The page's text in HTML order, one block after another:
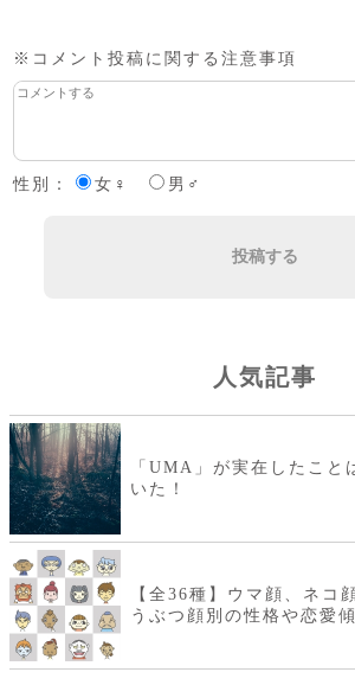
※コメント投稿に関する注意事項
性別：
女♀ 男♂
投稿する
人気記事
「UMA」が実在したこと
いた！
【全36種】ウマ顔、ネ
うぶつ顔別の性格や恋愛